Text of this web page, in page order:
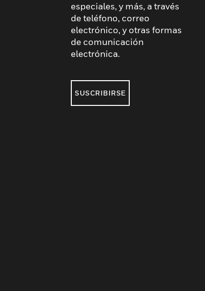
especiales, y más, a través
de teléfono, correo
electrónico, y otras formas
de comunicación
electrónica.
SUSCRIBIRSE